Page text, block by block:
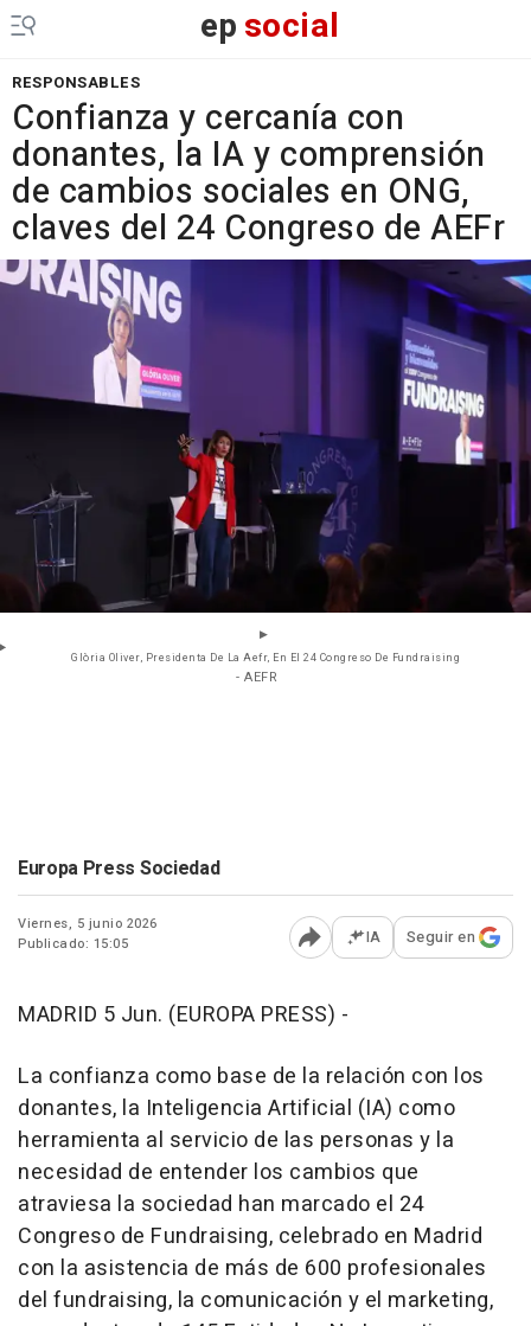
epsocial
RESPONSABLES
Confianza y cercanía con
donantes, la IA y comprensión
de cambios sociales en ONG,
claves del 24 Congreso de AEFr
Glòria Oliver, Presidenta De La Aefr, En El 24 Congreso De Fundraising
- AEFR
Europa Press Sociedad
Viernes, 5 junio 2026
Publicado: 15:05
Abrir opciones para
IA Seguir en
MADRID 5 Jun. (EUROPA PRESS) -
La confianza como base de la relación con los
donantes, la Inteligencia Artificial (IA) como
herramienta al servicio de las personas y la
necesidad de entender los cambios que
atraviesa la sociedad han marcado el 24
Congreso de Fundraising, celebrado en Madrid
con la asistencia de más de 600 profesionales
del fundraising, la comunicación y el marketing,